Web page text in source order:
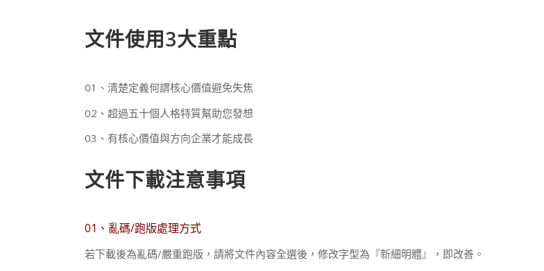
文件使用3大重點
01、清楚定義何謂核心價值避免失焦
02、超過五十個人格特質幫助您發想
03、有核心價值與方向企業才能成長
文件下載注意事項
01、亂碼/跑版處理方式
若下載後為亂碼/嚴重跑版，請將文件內容全選後，修改字型為『新細明體』，即改善。